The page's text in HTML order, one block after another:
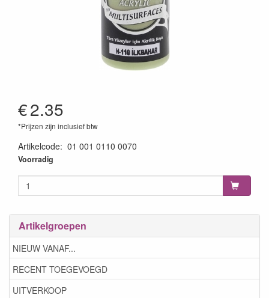
Artikelgroepen
NIEUW VANAF...
RECENT TOEGEVOEGD
UITVERKOOP
€2.35
*Prijzen zijn inclusief btw
Artikelcode: 01 001 0110 0070
8699036773969
Voorradig